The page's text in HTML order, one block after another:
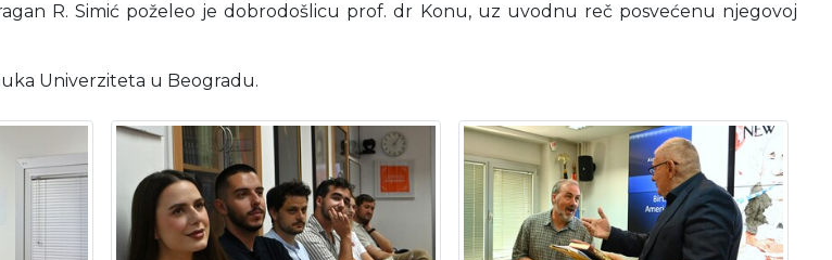
R. Simić poželeo je dobrodošlicu prof. dr Konu, uz uvodnu reč posvećenu njegovoj
Univerziteta u Beogradu.